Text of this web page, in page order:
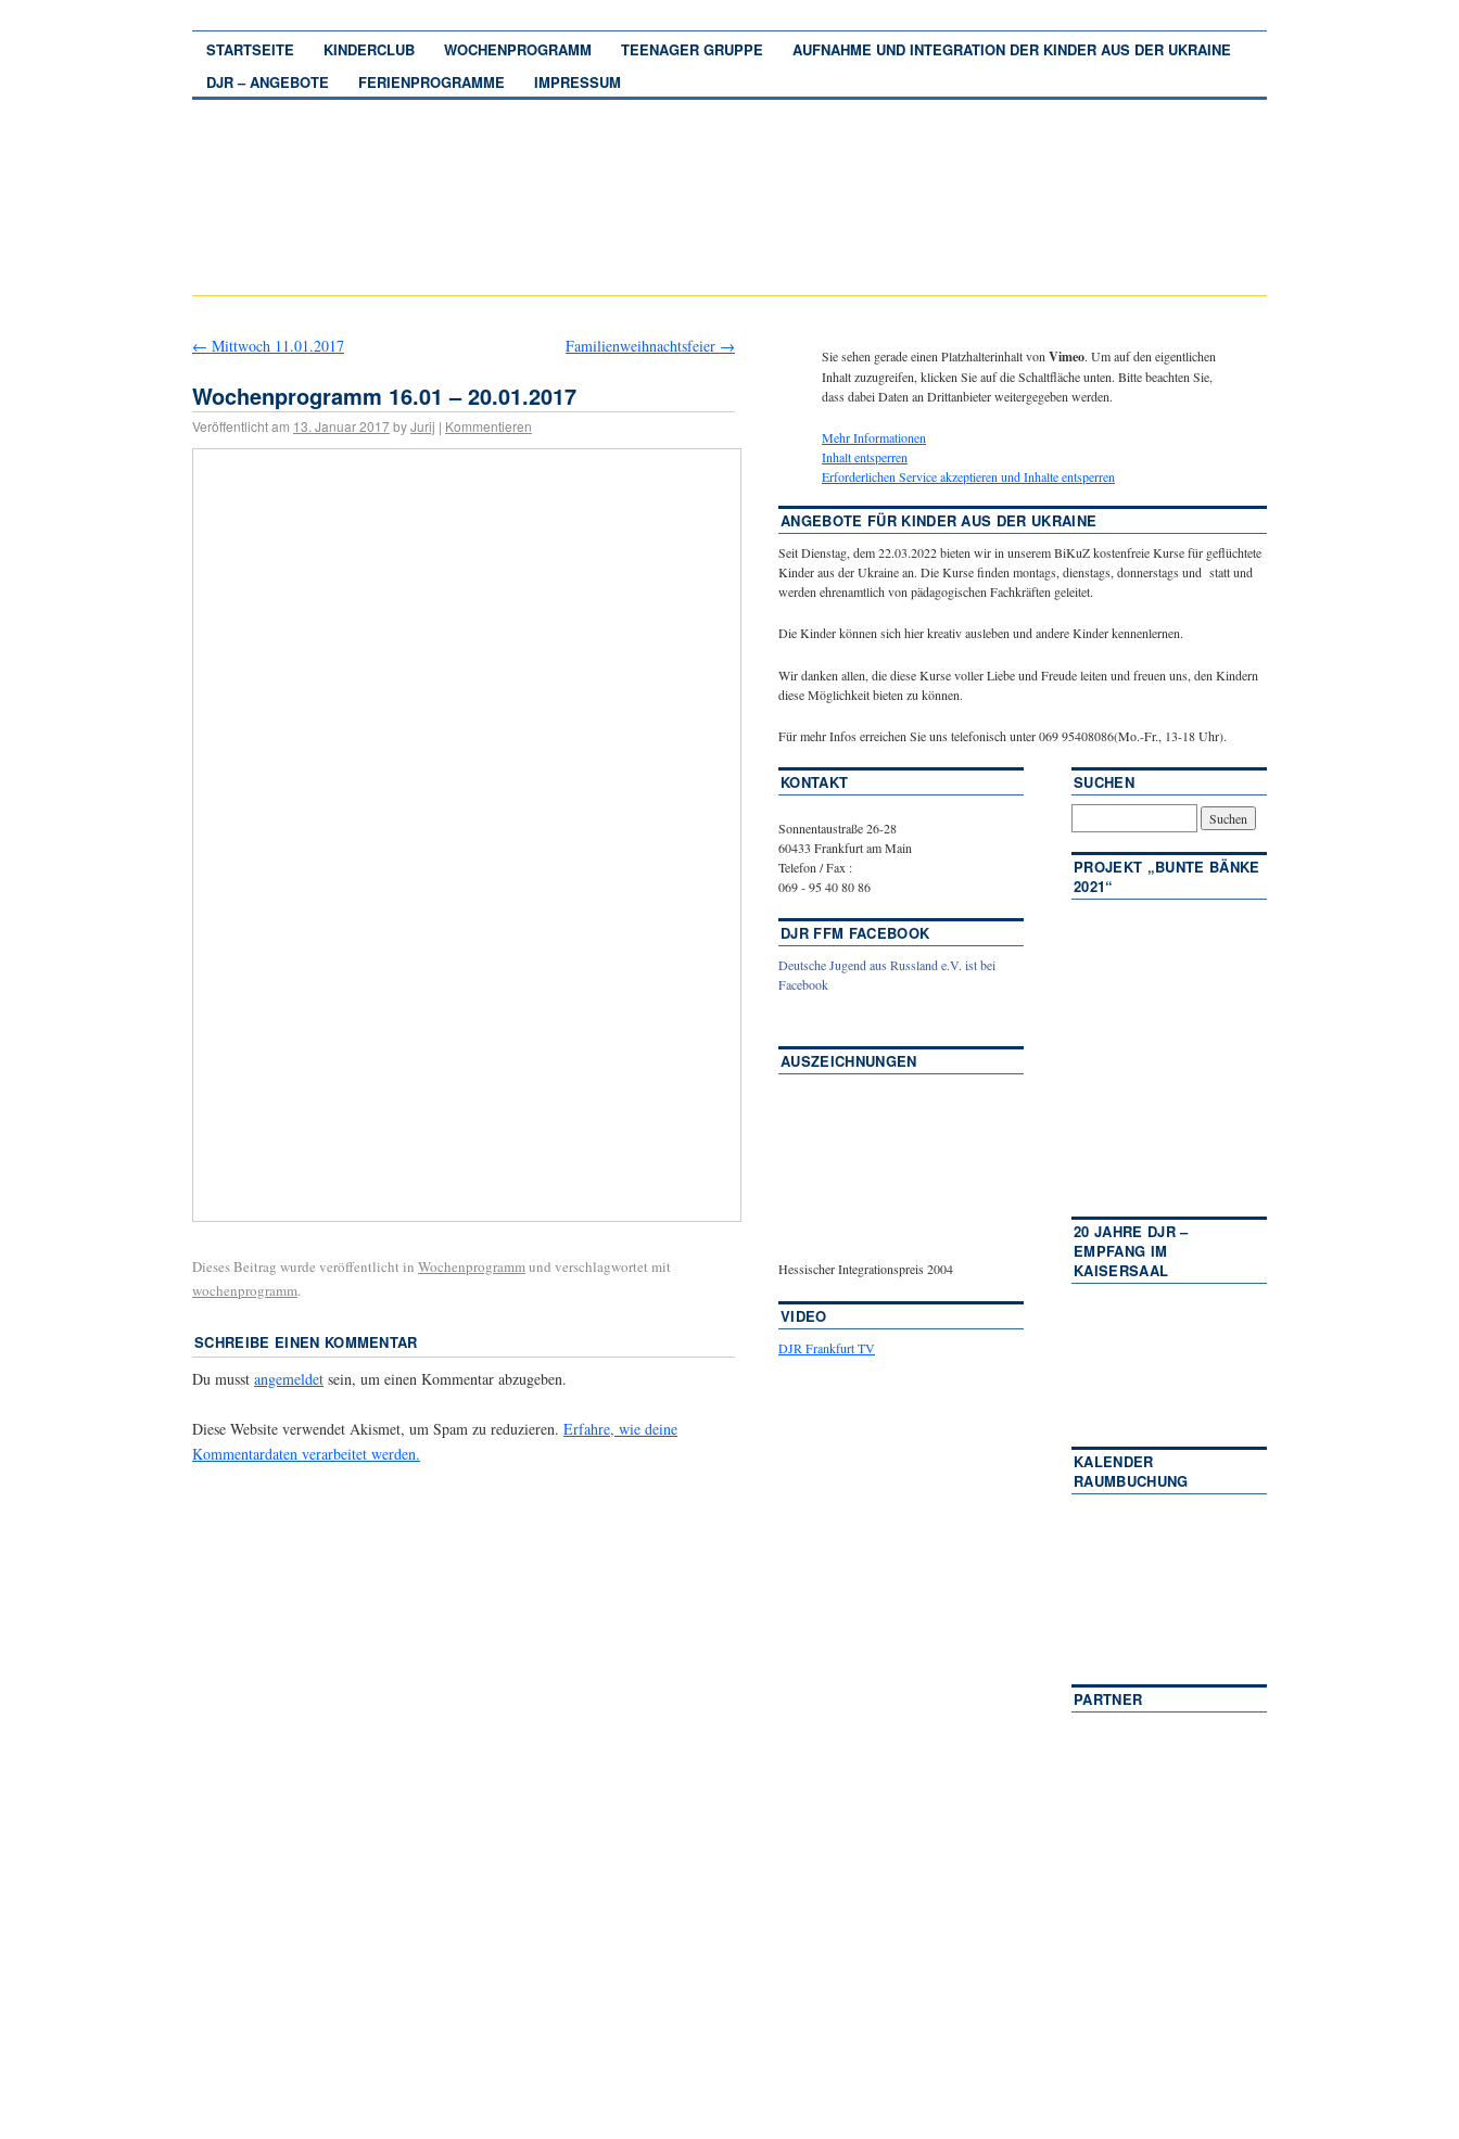
STARTSEITE KINDERCLUB WOCHENPROGRAMM TEENAGER GRUPPE
AUFNAHME UND INTEGRATION DER KINDER AUS DER UKRAINE
DJR – ANGEBOTE
FERIENPROGRAMME IMPRESSUM
← Mittwoch 11.01.2017 Familienweihnachtsfeier →
Wochenprogramm 16.01 – 20.01.2017
Veröffentlicht am 13. Januar 2017byJurij | Kommentieren
Dieses Beitrag wurde veröffentlicht in Wochenprogrammund verschlagwortet mit
wochenprogramm.
SCHREIBE EINEN KOMMENTAR
Du musst angemeldet sein, um einen Kommentar abzugeben.
Diese Website verwendet Akismet, um Spam zu reduzieren. Erfahre, wie deine
Kommentardaten verarbeitet werden.
Sie sehen gerade einen Platzhalterinhalt von Vimeo. Um auf den eigentlichen
Inhalt zuzugreifen, klicken Sie auf die Schaltfläche unten. Bitte beachten Sie,
dass dabei Daten an Drittanbieter weitergegeben werden.
Mehr Informationen
Inhalt entsperren
Erforderlichen Service akzeptieren und Inhalte entsperren
ANGEBOTE FÜR KINDER AUS DER UKRAINE
Seit Dienstag, dem 22.03.2022 bieten wir in unserem BiKuZ kostenfreie Kurse für geflüchtete
Kinder aus der Ukraine an. Die Kurse finden montags, dienstags, donnerstags und statt und
werden ehrenamtlich von pädagogischen Fachkräften geleitet.
Die Kinder können sich hier kreativ ausleben und andere Kinder kennenlernen.
Wir danken allen, die diese Kurse voller Liebe und Freude leiten und freuen uns, den Kindern
diese Möglichkeit bieten zu können.
Für mehr Infos erreichen Sie uns telefonisch unter 069 95408086(Mo.-Fr., 13-18 Uhr).
KONTAKT
Sonnentaustraße 26-28
60433 Frankfurt am Main
Telefon / Fax :
069 - 95 40 80 86
DJR FFM FACEBOOK
Deutsche Jugend aus Russland e.V. ist bei
Facebook
AUSZEICHNUNGEN
Hessischer Integrationspreis 2004
VIDEO
DJR Frankfurt TV
SUCHEN
PROJEKT „BUNTE BÄNKE
2021“
20 JAHRE DJR –
EMPFANG IM
KAISERSAAL
KALENDER
RAUMBUCHUNG
PARTNER